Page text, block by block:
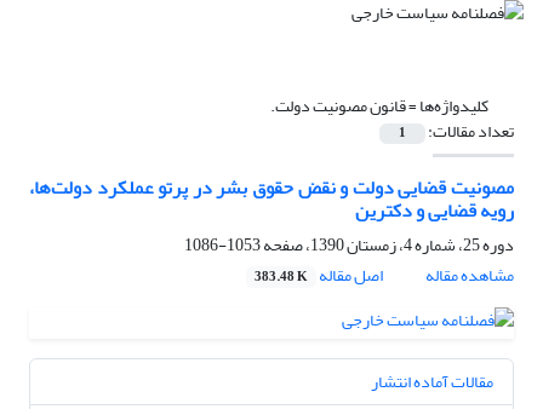
کلیدواژه‌ها =قانون مصونیت دولت.‏
تعداد مقالات: 1
مصونیت قضایی دولت و نقض حقوق بشر در پرتو ‏عملکرد دولت‌ها،
رویه قضایی و دکترین ‏
دوره 25، شماره 4، زمستان 1390، صفحه
1053-1086
مشاهده مقاله
اصل مقاله 383.48 K
مقالات آماده انتشار